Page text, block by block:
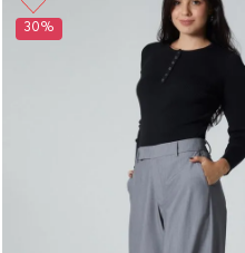
30%